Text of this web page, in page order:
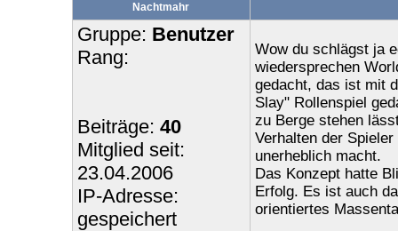
Nachtmahr
Gruppe: Benutzer
Rang:
Beiträge: 40
Mitglied seit:
23.04.2006
IP-Adresse:
gespeichert
Wow du schlägst ja
wiedersprechen
gedacht, das ist mit
Slay" Rollenspiel
zu Berge stehen
Verhalten der
unerheblich macht.
Das Konzept hatte
Erfolg. Es ist auch
orientiertes